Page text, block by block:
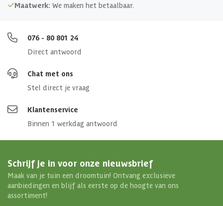
Maatwerk: We maken het betaalbaar.
076 - 80 801 24
Direct antwoord
Chat met ons
Stel direct je vraag
Klantenservice
Binnen 1 werkdag antwoord
Schrijf je in voor onze nieuwsbrief
Maak van je tuin een droomtuin! Ontvang exclusieve
aanbiedingen en blijf als eerste op de hoogte van ons
assortiment!